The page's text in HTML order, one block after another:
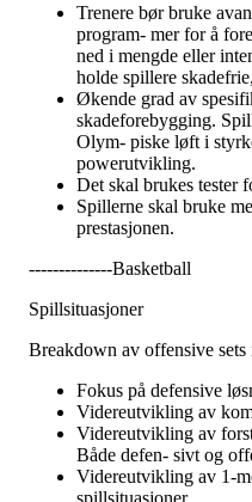
Trenere bør bruke
program- mer for å
ned i mengde eller
holde spillere
Økende grad av
skadeforebygging.
Olym- piske løft i
powerutvikling.
Det skal brukes tester
Spillerne skal bruke
prestasjonen.
--------------Basketball
Spillsituasjoner
Breakdown av offensive
Fokus på defensive
Videreutvikling av
Videreutvikling av
Både defen- sivt og
Videreutvikling av 1-
spillsituasjoner.